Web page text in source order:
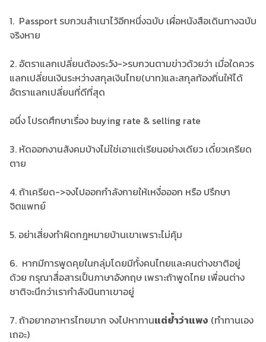
1. Passport รบกวนสำเนาไว้อีกหนึ่งฉบับ เผื่อหนังสือเดินทางฉบับ
จริงหาย
2. อัตราแลกเปลี่ยนต้องระวัง->รบกวนตามข่าวด้วยว่า เมื่อใดควร
แลกเปลี่ยนเงินระหว่างสกุลเงินไทย(บาท)และสกุลท้องถิ่นให้ได้
อัตราแลกเปลี่ยนที่ดีที่สุด
อนึ่ง โปรดศึกษาเรื่อง buying rate & selling rate
3. หัดออกงานสังคมบ้างไม่ใช่เอาแต่เรียนอย่างเดียว เดี๋ยวเครียด
ตาย
4. ถ้าเครียด->จงไปออกกำลังกายให้เหงื่อออก หรือ ปรึกษา
จิตแพทย์
5. อย่าเสี่ยงทำผิดกฎหมายบ้านเขาเพราะไม่คุ้ม
6. หากมีการพูดคุยในกลุ่มโดยมีทั้งคนไทยและคนต่างชาติอยู่
ด้วย กรุณาสื่อสารเป็นภาษาอังกฤษ เพราะถ้าพูดไทย เพื่อนต่าง
ชาติจะนึกว่าเรากำลังนินทาเขาอยู่
7. ถ้าอยากอาหารไทยมาก จงไปหาทานแต่ย้ำว่าแพง (ทำทานเอง
เถอะ)